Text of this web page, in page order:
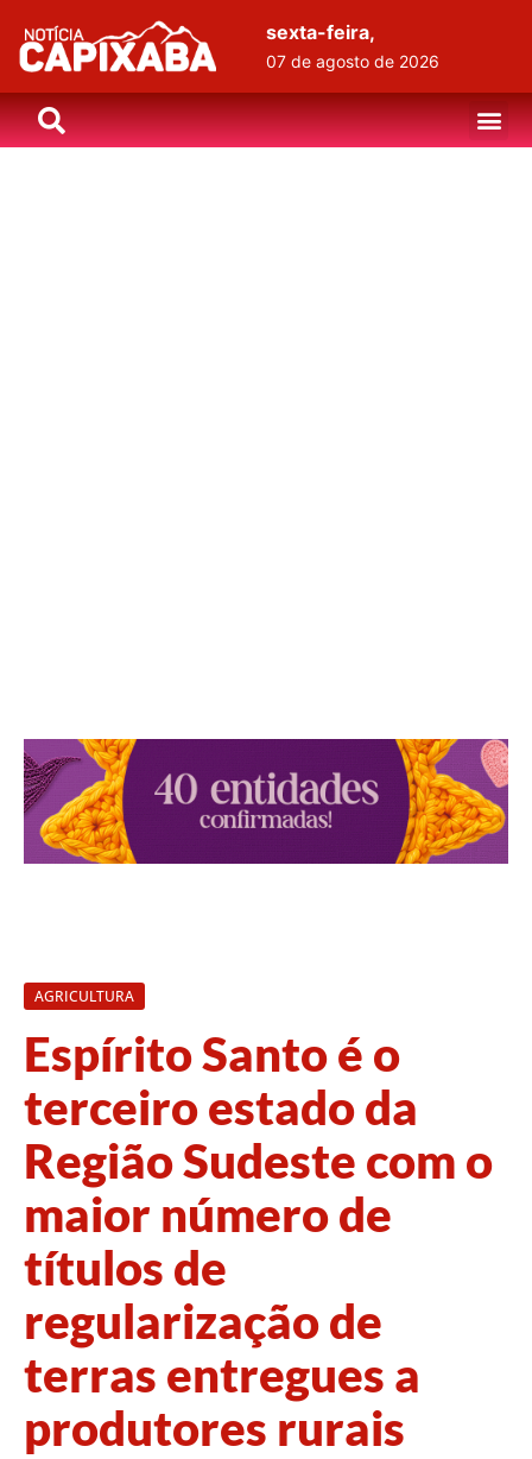
sexta-feira,
07 de agosto de 2026
AGRICULTURA
Espírito Santo é o
terceiro estado da
Região Sudeste com o
maior número de
títulos de
regularização de
terras entregues a
produtores rurais